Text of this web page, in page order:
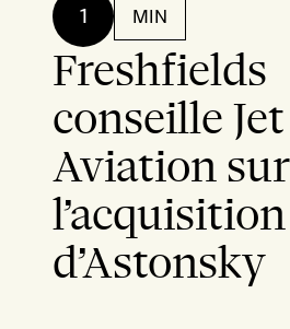
1 MIN
Freshfields
conseille Jet
Aviation sur
l’acquisition
d’Astonsky